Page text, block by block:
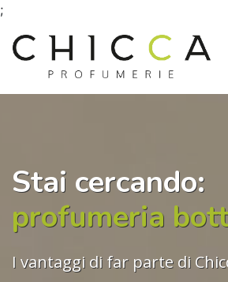
;
Stai cercando:
profumeria
I vantaggi di far parte di